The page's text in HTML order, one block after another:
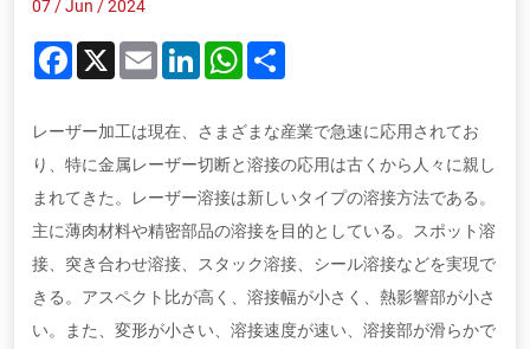
07 / Jun / 2024
Facebook
X Email LinkedInWhatsApp
レーザー加工は現在、さまざまな産業で急速に応用されてお
り、特に金属レーザー切断と溶接の応用は古くから人々に親し
まれてきた。レーザー溶接は新しいタイプの溶接方法である。
主に薄肉材料や精密部品の溶接を目的としている。スポット溶
接、突き合わせ溶接、スタック溶接、シール溶接などを実現で
きる。アスペクト比が高く、溶接幅が小さく、熱影響部が小さ
い。また、変形が小さい、溶接速度が速い、溶接部が滑らかで